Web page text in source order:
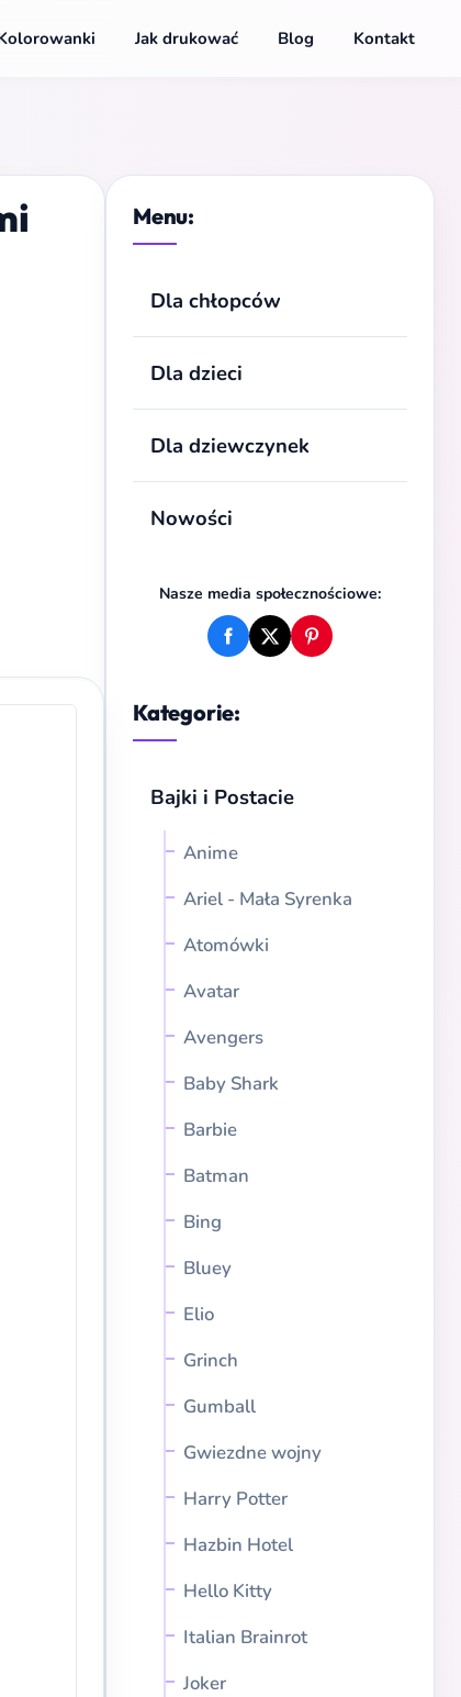
Jak drukować Blog Kontakt
Menu:
Dla chłopców
Dla dzieci
Dla dziewczynek
Nowości
Nasze media społecznościowe:
Kategorie:
Bajki i Postacie
Anime
Ariel - Mała Syrenka
Atomówki
Avatar
Avengers
Baby Shark
Barbie
Batman
Bing
Bluey
Elio
Grinch
Gumball
Gwiezdne wojny
Harry Potter
Hazbin Hotel
Hello Kitty
Italian Brainrot
Joker